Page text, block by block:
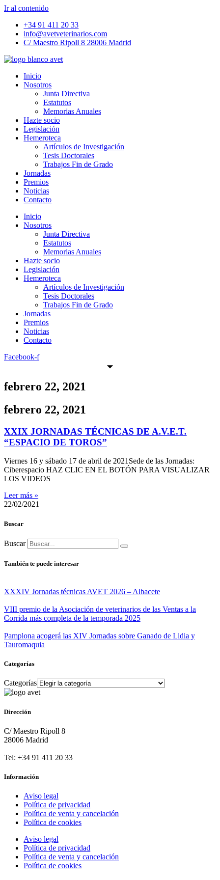
Ir al contenido
+34 91 411 20 33
info@avetveterinarios.com
C/ Maestro Ripoll 8 28006 Madrid
Inicio
Nosotros
Junta Directiva
Estatutos
Memorias Anuales
Hazte socio
Legislación
Hemeroteca
Artículos de Investigación
Tesis Doctorales
Trabajos Fin de Grado
Jornadas
Premios
Noticias
Contacto
Inicio
Nosotros
Junta Directiva
Estatutos
Memorias Anuales
Hazte socio
Legislación
Hemeroteca
Artículos de Investigación
Tesis Doctorales
Trabajos Fin de Grado
Jornadas
Premios
Noticias
Contacto
Facebook-f
febrero 22, 2021
febrero 22, 2021
XXIX JORNADAS TÉCNICAS DE A.V.E.T.
“ESPACIO DE TOROS”
Viernes 16 y sábado 17 de abril de 2021Sede de las Jornadas:
Ciberespacio HAZ CLIC EN EL BOTÓN PARA VISUALIZAR
LOS VIDEOS
Leer más »
22/02/2021
Buscar
Buscar
También te puede interesar
XXXIV Jornadas técnicas AVET 2026 – Albacete
VIII premio de la Asociación de veterinarios de las Ventas a la
Corrida más completa de la temporada 2025
Pamplona acogerá las XIV Jornadas sobre Ganado de Lidia y
Tauromaquia
Categorías
Categorías
Dirección
C/ Maestro Ripoll 8
28006 Madrid
Tel: +34 91 411 20 33
Información
Aviso legal
Política de privacidad
Política de venta y cancelación
Política de cookies
Aviso legal
Política de privacidad
Política de venta y cancelación
Política de cookies